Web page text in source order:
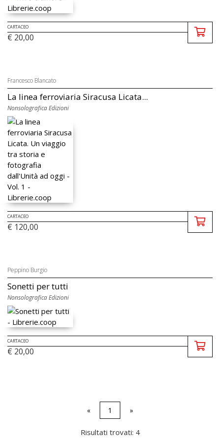
CARTACEO
€ 20,00
Francesco Blancato
La linea ferroviaria Siracusa Licata...
Nonsolografica Edizioni
CARTACEO
€ 120,00
Peppino Burgio
Sonetti per tutti
Nonsolografica Edizioni
CARTACEO
€ 20,00
« 1 »
Risultati trovati: 4